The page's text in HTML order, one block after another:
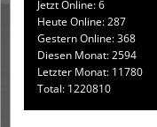
Jetzt Online: 6
Heute Online: 287
Gestern Online: 368
Diesen Monat: 2594
Letzter Monat: 11780
Total: 1220810